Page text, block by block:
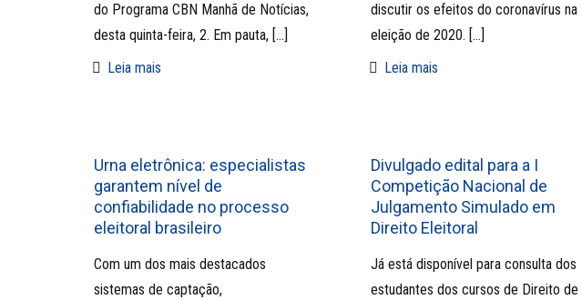
do Programa CBN Manhã de Notícias,
desta quinta-feira, 2. Em pauta, […]
Leia mais
discutir os efeitos do coronavírus na
eleição de 2020. […]
Leia mais
Urna eletrônica: especialistas
garantem nível de
confiabilidade no processo
eleitoral brasileiro
Com um dos mais destacados
sistemas de captação,
Divulgado edital para a I
Competição Nacional de
Julgamento Simulado em
Direito Eleitoral
Já está disponível para consulta dos
estudantes dos cursos de Direito de